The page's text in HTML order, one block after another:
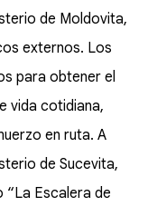
de Moldovita,
externos. Los
para obtener el
vida cotidiana,
en ruta. A
de Sucevita,
Escalera de